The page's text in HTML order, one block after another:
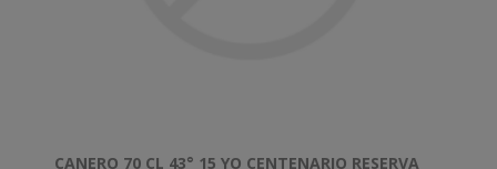
CANERO 70 CL 43° 15 YO CENTENARIO RESERVA